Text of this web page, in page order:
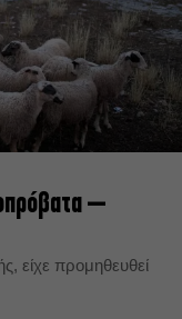
–
είχε προμηθευθεί